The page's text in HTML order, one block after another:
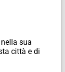
sua
città e di